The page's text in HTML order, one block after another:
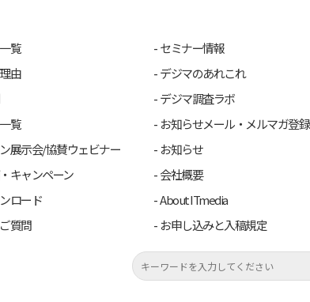
覧
由
覧
展示会/協賛ウェビナー
キャンペーン
ロード
質問
セミナー情報
デジマのあれこれ
デジマ調査ラボ
お知らせメール・メルマガ登録
お知らせ
会社概要
About ITmedia
お申し込みと入稿規定